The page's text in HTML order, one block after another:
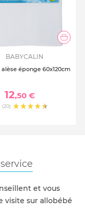
BABYCALIN
alèse éponge 60x120cm
12,50 €
(20)
et vous
visite sur allobébé